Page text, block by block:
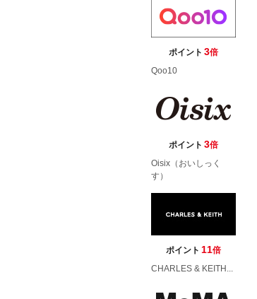
ポイント 3倍
Qoo10
ポイント 3倍
Oisix（おいしっく
す）
ポイント 11倍
CHARLES & KEITH...